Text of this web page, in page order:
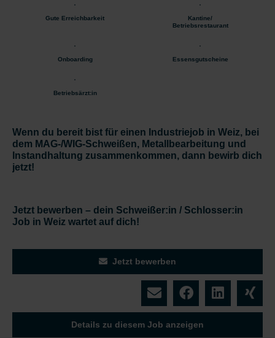
Gute Erreichbarkeit
Kantine/
Betriebsrestaurant
Onboarding Essensgutscheine
Betriebsärzt:in
Wenn du bereit bist für einen Industriejob in Weiz, bei
dem MAG-/WIG-Schweißen, Metallbearbeitung und
Instandhaltung zusammenkommen, dann bewirb dich
jetzt!
Jetzt bewerben – dein Schweißer:in / Schlosser:in
Job in Weiz wartet auf dich!
Jetzt bewerben
Details zu diesem Job anzeigen